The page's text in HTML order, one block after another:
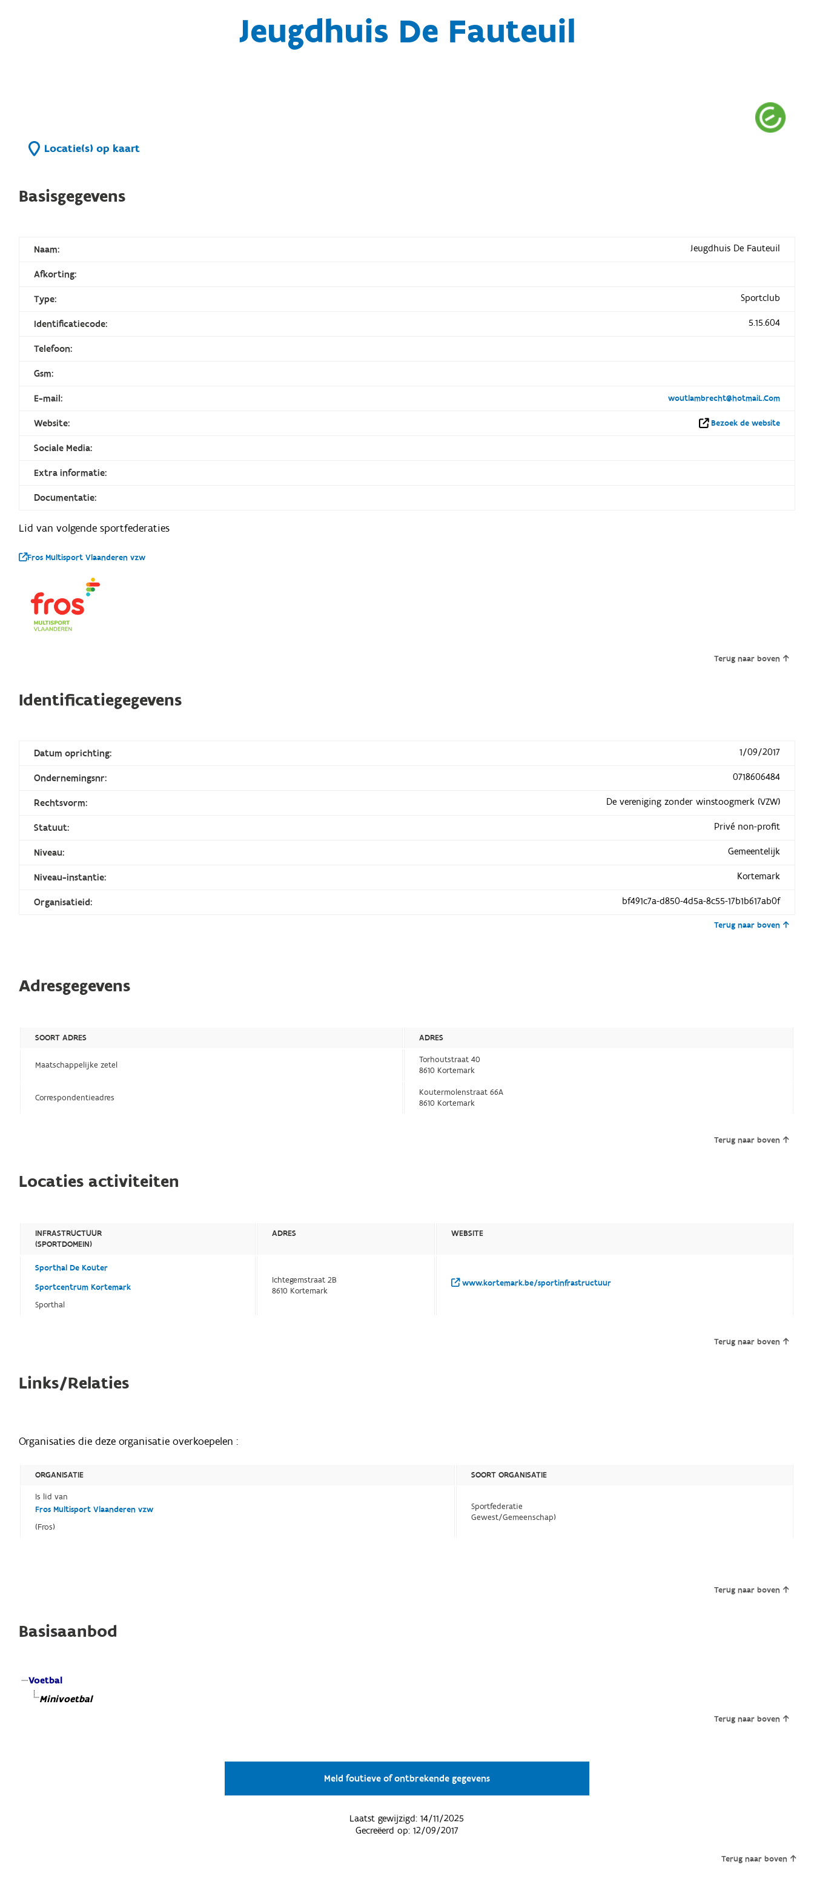
Jeugdhuis De Fauteuil
Locatie(s) op kaart
Basisgegevens
Naam: Jeugdhuis De Fauteuil
Afkorting:
Type: Sportclub
Identificatiecode: 5.15.604
Telefoon:
Gsm:
E-mail: woutlambrecht@hotmaiL.Com
Website: Bezoek de website
Sociale Media:
Extra informatie:
Documentatie:
Lid van volgende sportfederaties
Fros Multisport Vlaanderen vzw
Terug naar boven
Identificatiegegevens
Datum oprichting: 1/09/2017
Ondernemingsnr: 0718606484
Rechtsvorm: De vereniging zonder winstoogmerk (VZW)
Statuut: Privé non-profit
Niveau: Gemeentelijk
Niveau-instantie: Kortemark
Organisatieid: bf491c7a-d850-4d5a-8c55-17b1b617ab0f
Terug naar boven
Adresgegevens
SOORT ADRES ADRES
Maatschappelijke zetel
Torhoutstraat 40
8610 Kortemark
Correspondentieadres
Koutermolenstraat 66A
8610 Kortemark
Terug naar boven
Locaties activiteiten
INFRASTRUCTUUR
(SPORTDOMEIN)
ADRES WEBSITE
Sporthal De Kouter
Sportcentrum Kortemark
Sporthal
Ichtegemstraat 2B
8610 Kortemark
www.kortemark.be/sportinfrastructuur
Terug naar boven
Links/Relaties
Organisaties die deze organisatie overkoepelen :
ORGANISATIE
SOORT ORGANISATIE
Is lid van
Fros Multisport Vlaanderen vzw
(Fros)
Sportfederatie
Gewest/Gemeenschap)
Terug naar boven
Basisaanbod
Voetbal
Minivoetbal
Terug naar boven
Meld foutieve of ontbrekende gegevens
Laatst gewijzigd:14/11/2025
Gecreëerd op: 12/09/2017
Terug naar boven